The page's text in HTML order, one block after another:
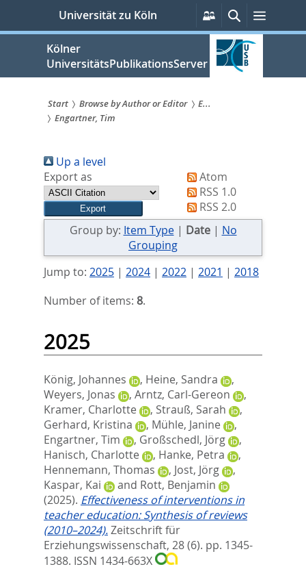
springen
Universität zu Köln
Persönliche
Services
Suche
Kölner
UniversitätsPublikationsServer
Sie
sind
hier:
Start Browse by Author or Editor
E...
Engartner, Tim
Up a level
Export as
Atom
RSS 1.0
RSS 2.0
Group by: Item Type| Date| No
Grouping
Jump to: 2025| 2024| 2022| 2021 | 2018
Number of items: 8.
2025
König, Johannes , Heine, Sandra
,
Weyers, Jonas
, Arntz, Carl-Gereon
,
Kramer, Charlotte
, Strauß, Sarah
,
Gerhard, Kristina
, Mühle, Janine
,
Engartner, Tim
, Großschedl, Jörg
,
Hanisch, Charlotte
, Hanke, Petra
,
Hennemann, Thomas
, Jost, Jörg
,
Kaspar, Kai
and Rott, Benjamin
(2025). Effectiveness of interventions in
teacher education: Synthesis of reviews
(2010–2024).Zeitschrift für
Erziehungswissenschaft, 28 (6). pp. 1345-
1388. ISSN 1434-663X